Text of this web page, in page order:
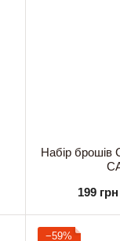
Набір брошів
199 грн
−59%